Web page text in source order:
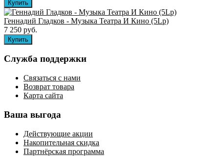
Геннадий Гладков - Музыка Театра И Кино (5Lp)
7 250 руб.
Служба поддержки
Связаться с нами
Возврат товара
Карта сайта
Ваша выгода
Действующие акции
Накопительная скидка
Партнёрская программа